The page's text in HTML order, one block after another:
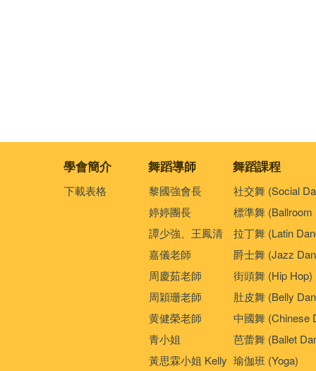
學會簡介 舞蹈導師 舞蹈課程
下載表格
黎國強會長
婷婷團長
譚少強、王鳳清
嘉儀老師
周慶茹老師
周穎珊老師
黄健榮老師
青小姐
黃思霖小姐 Kelly
社交舞 (Social
標準舞 (Ballroom
拉丁舞 (Latin
爵士舞 (Jazz
街頭舞 (Hip Hop)
肚皮舞 (Belly
中國舞 (Chinese
芭蕾舞 (Ballet
瑜伽班 (Yoga)